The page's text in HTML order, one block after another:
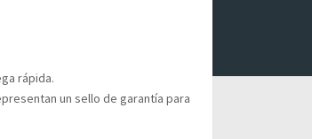
rápida.
un sello de garantía para